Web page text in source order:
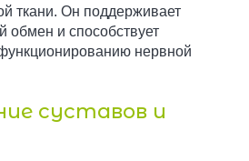
ткани. Он поддерживает
обмен и способствует
нервной
суставов и